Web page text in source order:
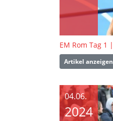
Artikel anzeigen
04.06.
2024